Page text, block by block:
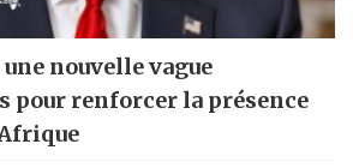
nouvelle vague
pour renforcer la présence